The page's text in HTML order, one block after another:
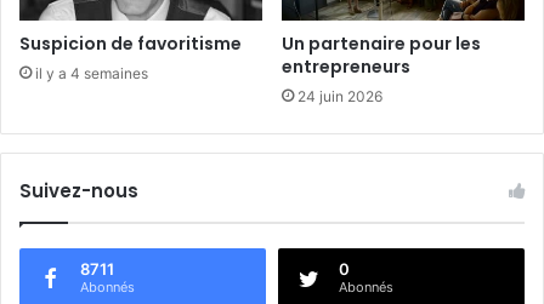
h
e
Suspicion de favoritisme
il y a 4 semaines
Un partenaire pour les
entrepreneurs
24 juin 2026
Suivez-nous
8711
Abonnés
0
Abonnés